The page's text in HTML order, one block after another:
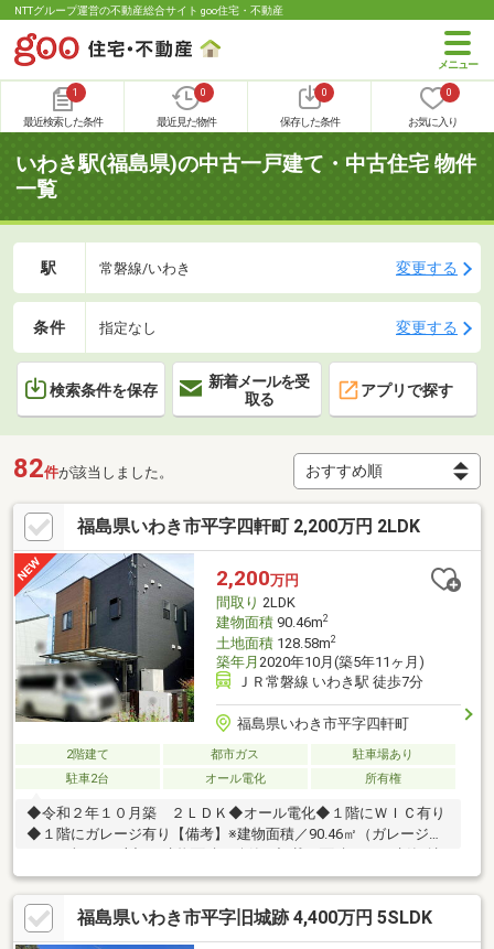
NTTグループ運営の不動産総合サイト goo住宅・不動産
1
最近検索した条件
0
最近見た物件
0
保存した条件
0
お気に入り
いわき駅(福島県)の中古一戸建て・中古住宅 物件
一覧
駅 常磐線/いわき 変更する
条件 指定なし 変更する
検索条件を保存
新着メールを受
取る
アプリで探す
82件が該当しました。
福島県いわき市平字四軒町 2,200万円 2LDK
2,200万円
間取り 2LDK
建物面積90.46m2
土地面積128.58m2
築年月 2020年10月(築5年11ヶ月)
ＪＲ常磐線 いわき駅 徒歩7分
福島県いわき市平字四軒町
2階建て 都市ガス
駐車場あり
駐車2台
オール電化 所有権
◆令和２年１０月築 ２ＬＤＫ◆オール電化◆１階にＷＩＣ有り
◆１階にガレージ有り【備考】※建物面積／90.46㎡（ガレージ
の面積は90.45㎡になります。※本物件は都市ガスの利用可能地域
ですが、オール電化住宅のため、ガスは使用しておりません。な
お、敷地内にガスの引込管は敷設されています。※本物件内の物
置及びカーポート（未登記）も売買対象に含まれます※町内会
福島県いわき市平字旧城跡 4,400万円 5SLDK